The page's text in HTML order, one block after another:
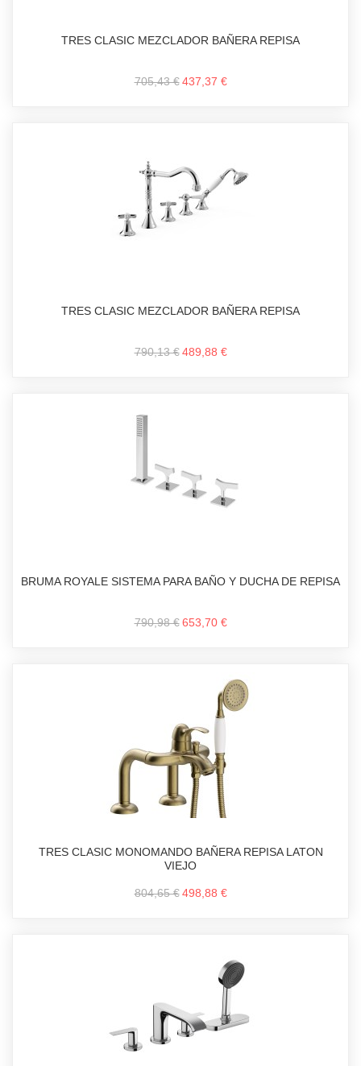
TRES CLASIC MEZCLADOR BAÑERA REPISA
705,43 € 437,37 €
TRES CLASIC MEZCLADOR BAÑERA REPISA
790,13 € 489,88 €
BRUMA ROYALE SISTEMA PARA BAÑO Y DUCHA DE REPISA
790,98 € 653,70 €
TRES CLASIC MONOMANDO BAÑERA REPISA LATON
VIEJO
804,65 € 498,88 €